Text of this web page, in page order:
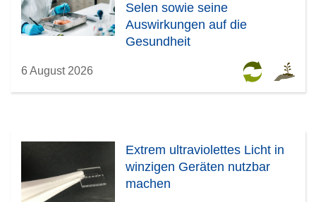
Selen sowie seine
Auswirkungen auf die
Gesundheit
6 August 2026
Extrem ultraviolettes Licht in
winzigen Geräten nutzbar
machen